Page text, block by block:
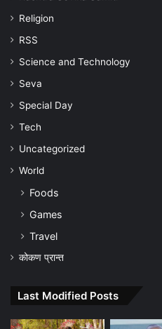
Religion
RSS
Science and Technology
Seva
Special Day
Tech
Uncategorized
World
Foods
Games
Travel
कोकण प्रान्त
Last Modified Posts